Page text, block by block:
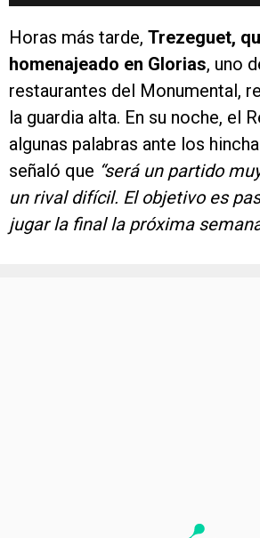
Horas más tarde, Trezeguet,
homenajeado en Glorias, uno
restaurantes del Monumental,
la guardia alta. En su noche, el
algunas palabras ante los
señaló que “será un partido
un rival difícil. El objetivo es
jugar la final la próxima